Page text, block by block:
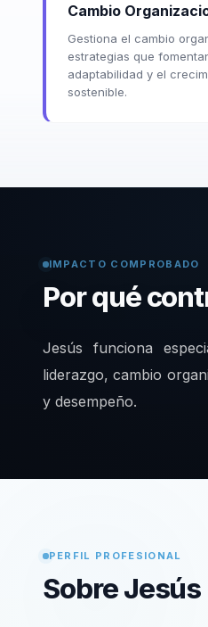
Cambio
Gestiona el cambio
estrategias que
adaptabilidad y el
sostenible.
IMPACTO COMPROBADO
Por qué
Jesús funciona
liderazgo, cambio
y desempeño.
PERFIL PROFESIONAL
Sobre Jesús